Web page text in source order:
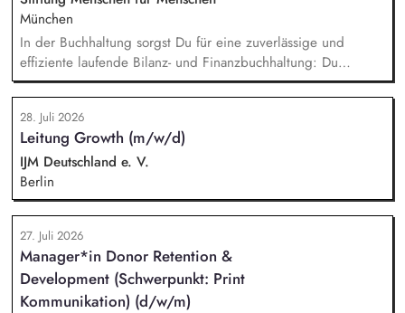
Kennzahlen und Berichte die strategische Steuerung des
Instituts.
München
In der Buchhaltung sorgst Du für eine zuverlässige und
effiziente laufende Bilanz- und Finanzbuchhaltung: Du
bearbeitest Bankgeschäfte, Kreditoren und Debitoren,
wickelst den Zahlungsverkehr ab und unterstützt bei Lohn-
und Gehaltsabrechnung sowie im Steuer- und Meldewesen.
Zudem übernimmst Du eigenständig Abschlussarbeiten sowie
Kosten- und Leistungsrechnung und bringst Dich in
bereichsübergreifende Themen ein.
28. Juli 2026
Leitung Growth (m/w/d)
IJM Deutschland e. V.
Berlin
27. Juli 2026
Manager*in Donor Retention &
Development (Schwerpunkt: Print
Kommunikation) (d/w/m)